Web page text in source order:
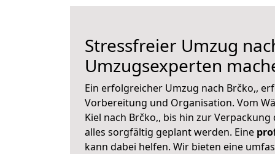
Stressfreier Umzug
Umzugsexperten
Ein erfolgreicher Umzug nach Brčko,,
Vorbereitung und Organisation. Vom
Kiel nach Brčko,, bis hin zur
alles sorgfältig geplant werden. Eine
kann dabei helfen. Wir bieten eine